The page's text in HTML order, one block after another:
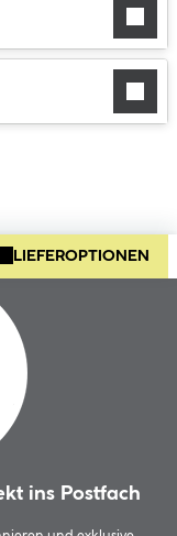
LIEFEROPTIONEN
ins Postfach